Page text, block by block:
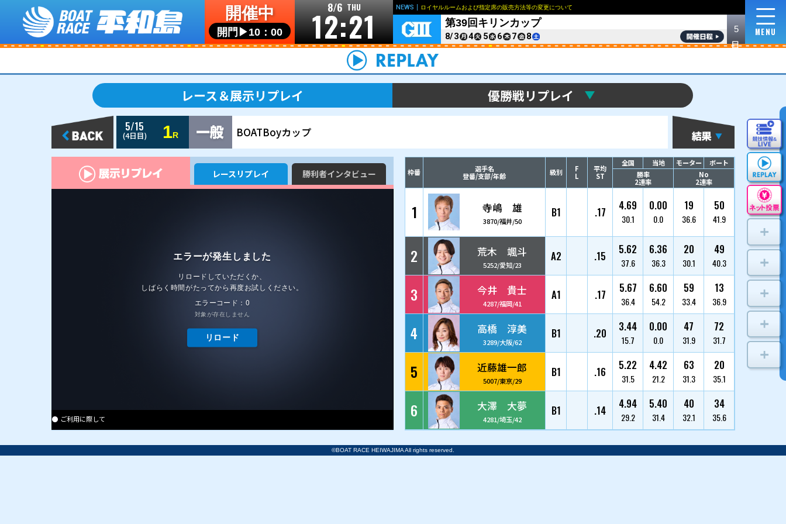
開催中
開門▶10：00
8/6 THU
12:21 NEWS ロイヤルルームおよび指定席の販売方法等の変
第39回キリンカップ
8/3 4 5 6 7 8
リンク 個人情報の取り扱いについて お問い合わせ ご利用に際して 한
レース＆展示リプレイ 優勝戦リ
5/15
(4日目) 1R BOATBoyカップ
選手名
登番/支部/年齢
1 寺嶋 雄
3870/福井/50
荒木 颯斗
5252/愛知/23
3 今井 貴士
4287/福岡/41